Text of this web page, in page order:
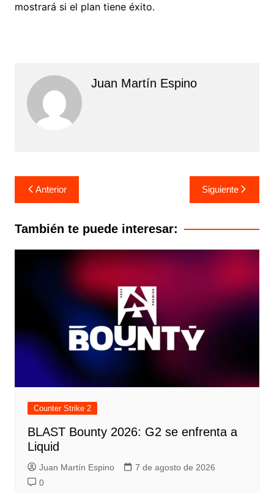
mostrará si el plan tiene éxito.
Juan Martín Espino
Navegación
de
entradas
Anterior Siguiente
También te puede interesar:
Counter Strike 2
BLAST Bounty 2026: G2 se enfrenta a
Liquid
Juan Martín Espino
7 de agosto de 2026
0